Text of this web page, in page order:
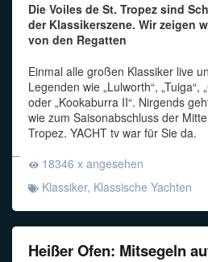
Die Voiles de St. Tropez sind
der Klassikerszene. Wir zeigen
von den Regatten
Einmal alle großen Klassiker live
Legenden wie „Lulworth“, „Tuiga“,
oder „Kookaburra II“. Nirgends
wie zum Saisonabschluss der
Tropez. YACHT tv war für Sie da.
18346 x angesehen
Klassiker, Klassische Yachten
Heißer Ofen: Mitsegeln